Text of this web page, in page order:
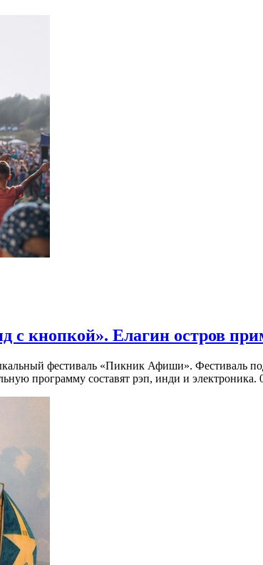
с кнопкой». Елагин остров
фестиваль «Пикник Афиши». Фестиваль
программу составят рэп, инди и электроника.